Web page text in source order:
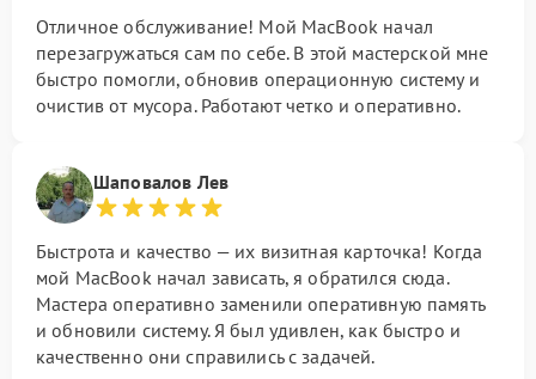
Отличное обслуживание! Мой MacBook начал
перезагружаться сам по себе. В этой мастерской мне
быстро помогли, обновив операционную систему и
очистив от мусора. Работают четко и оперативно.
Шаповалов Лев
Быстрота и качество — их визитная карточка! Когда
мой MacBook начал зависать, я обратился сюда.
Мастера оперативно заменили оперативную память
и обновили систему. Я был удивлен, как быстро и
качественно они справились с задачей.